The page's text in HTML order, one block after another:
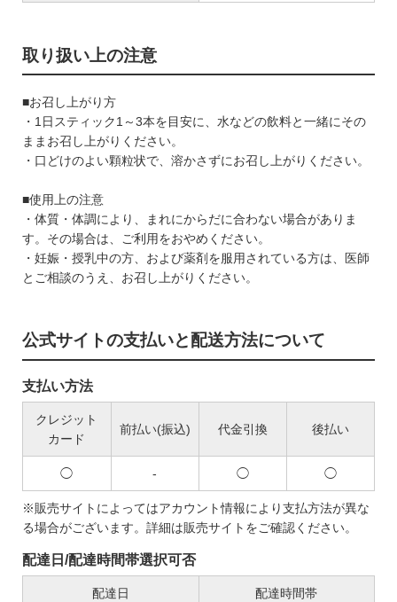
取り扱い上の注意
■お召し上がり方
・1日スティック1～3本を目安に、水などの飲料と一緒にその
ままお召し上がりください。
・口どけのよい顆粒状で、溶かさずにお召し上がりください。
■使用上の注意
・体質・体調により、まれにからだに合わない場合がありま
す。その場合は、ご利用をおやめください。
・妊娠・授乳中の方、および薬剤を服用されている方は、医師
とご相談のうえ、お召し上がりください。
公式サイトの支払いと配送方法について
支払い方法
クレジット
カード
前払い(振込) 代金引換 後払い
◯ - ◯ ◯
※販売サイトによってはアカウント情報により支払方法が異な
る場合がございます。詳細は販売サイトをご確認ください。
配達日/配達時間帯選択可否
配達日 配達時間帯